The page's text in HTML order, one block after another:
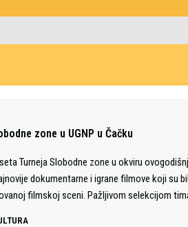
zone u UGNP u Čačku
Turneja Slobodne zone u okviru
dokumentarne i igrane filmove koji su
filmskoj sceni. Pažljivom selekcijom